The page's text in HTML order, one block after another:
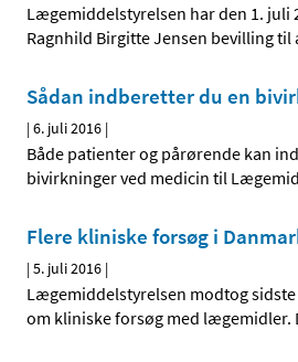
Lægemiddelstyrelsen har den 1. juli
Ragnhild Birgitte Jensen bevilling til
Sådan indberetter du en
|6. juli 2016 |
Både patienter og pårørende kan
bivirkninger ved medicin til
Flere kliniske forsøg i
|5. juli 2016 |
Lægemiddelstyrelsen modtog
om kliniske forsøg med lægemidler.